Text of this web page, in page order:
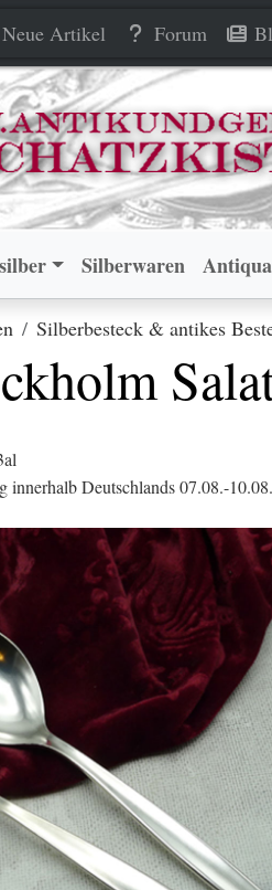
Neue Artikel Forum
Silberwaren
Silberbesteck & antikes
innerhalb Deutschlands 07.08.-10.08.